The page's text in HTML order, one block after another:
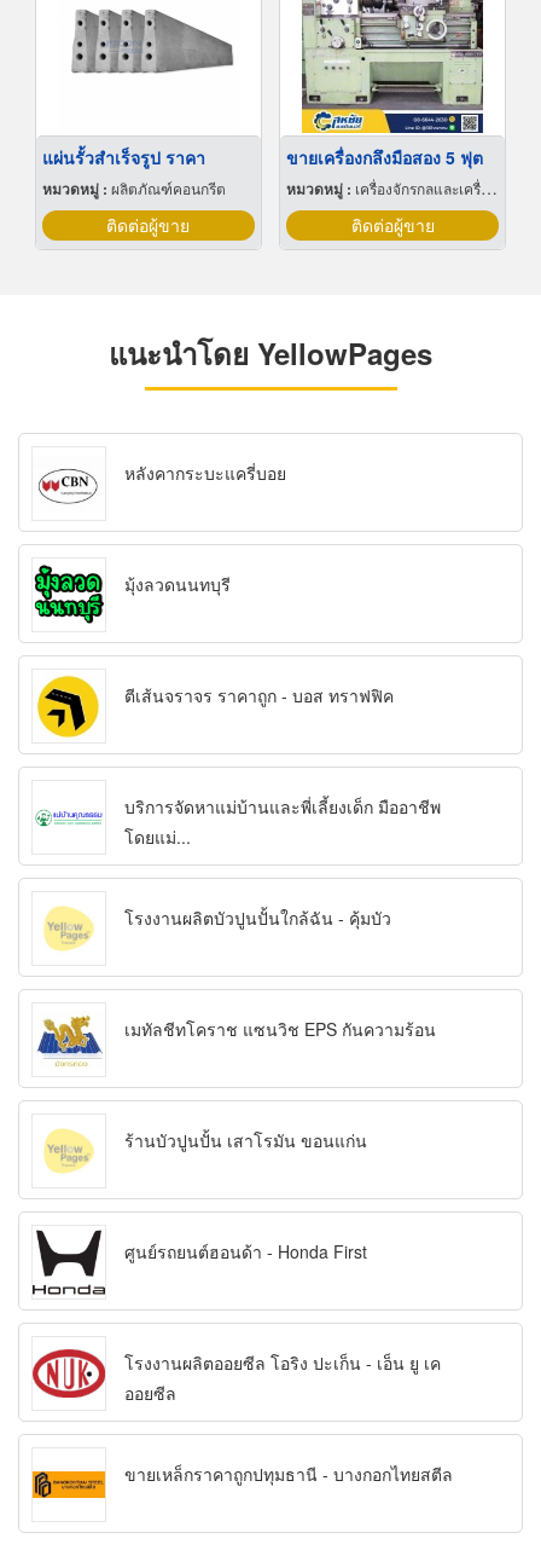
แผ่นรั้วสําเร็จรูป ราคา
หมวดหมู่ : ผลิตภัณฑ์คอนกรีต
ติดต่อผู้ขาย
ขายเครื่องกลึงมือสอง 5 ฟุต
หมวดหมู่ : เครื่องจักรกลและเครื่องมือกล
ติดต่อผู้ขาย
แนะนำโดย YellowPages
หลังคากระบะแครี่บอย
มุ้งลวดนนทบุรี
ตีเส้นจราจร ราคาถูก - บอส ทราฟฟิค
บริการจัดหาแม่บ้านและพี่เลี้ยงเด็ก มืออาชีพ
โดยแม่...
โรงงานผลิตบัวปูนปั้นใกล้ฉัน - คุ้มบัว
เมทัลชีทโคราช แซนวิช EPS กันความร้อน
ร้านบัวปูนปั้น เสาโรมัน ขอนแก่น
ศูนย์รถยนต์ฮอนด้า - Honda First
โรงงานผลิตออยซีล โอริง ปะเก็น - เอ็น ยู เค
ออยซีล
ขายเหล็กราคาถูกปทุมธานี - บางกอกไทยสตีล